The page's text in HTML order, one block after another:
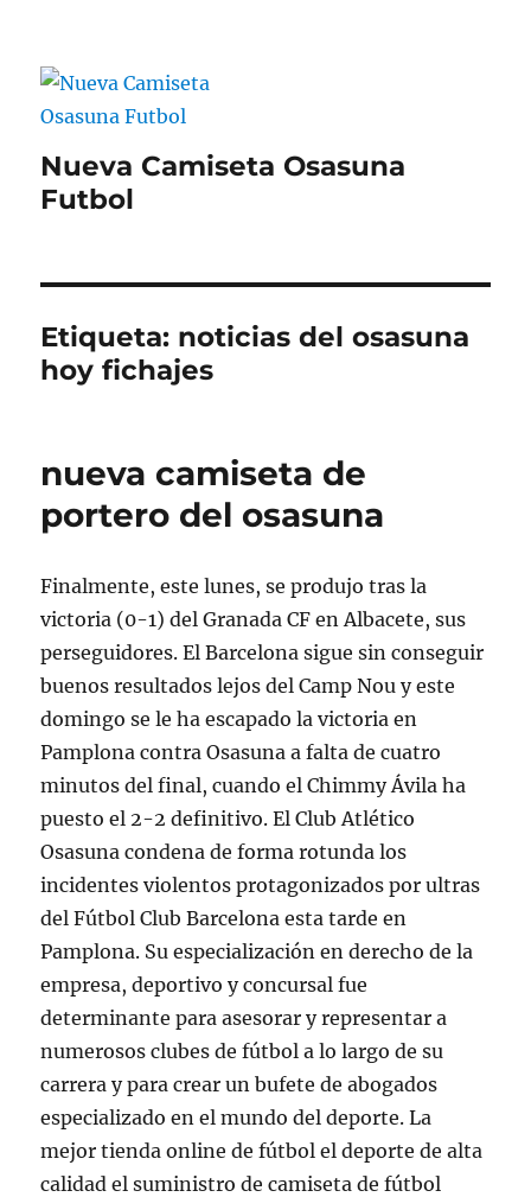
Nueva Camiseta Osasuna
Futbol
Etiqueta: noticias del osasuna
hoy fichajes
nueva camiseta de
portero del osasuna
Finalmente, este lunes, se produjo tras la
victoria (0-1) del Granada CF en Albacete, sus
perseguidores. El Barcelona sigue sin conseguir
buenos resultados lejos del Camp Nou y este
domingo se le ha escapado la victoria en
Pamplona contra Osasuna a falta de cuatro
minutos del final, cuando el Chimmy Ávila ha
puesto el 2-2 definitivo. El Club Atlético
Osasuna condena de forma rotunda los
incidentes violentos protagonizados por ultras
del Fútbol Club Barcelona esta tarde en
Pamplona. Su especialización en derecho de la
empresa, deportivo y concursal fue
determinante para asesorar y representar a
numerosos clubes de fútbol a lo largo de su
carrera y para crear un bufete de abogados
especializado en el mundo del deporte. La
mejor tienda online de fútbol el deporte de alta
calidad el suministro de camiseta de fútbol